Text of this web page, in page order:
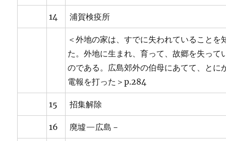
14 浦賀検疫所
＜外地の家は、すでに失われていることを
た。外地に生まれ、育って、故郷を失って
のである。広島郊外の伯母にあてて、とに
電報を打った＞p.284
15 招集解除
16 廃墟—広島－